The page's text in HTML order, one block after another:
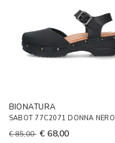
BIONATURA
SABOT 77C2071 DONNA NERO
€ 85,00 € 68,00